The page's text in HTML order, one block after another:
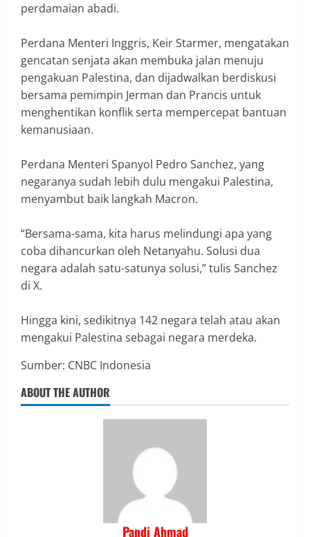
perdamaian abadi.
Perdana Menteri Inggris, Keir Starmer, mengatakan
gencatan senjata akan membuka jalan menuju
pengakuan Palestina, dan dijadwalkan berdiskusi
bersama pemimpin Jerman dan Prancis untuk
menghentikan konflik serta mempercepat bantuan
kemanusiaan.
Perdana Menteri Spanyol Pedro Sanchez, yang
negaranya sudah lebih dulu mengakui Palestina,
menyambut baik langkah Macron.
“Bersama-sama, kita harus melindungi apa yang
coba dihancurkan oleh Netanyahu. Solusi dua
negara adalah satu-satunya solusi,” tulis Sanchez
di X.
Hingga kini, sedikitnya 142 negara telah atau akan
mengakui Palestina sebagai negara merdeka.
Sumber: CNBC Indonesia
ABOUT THE AUTHOR
Pandi Ahmad